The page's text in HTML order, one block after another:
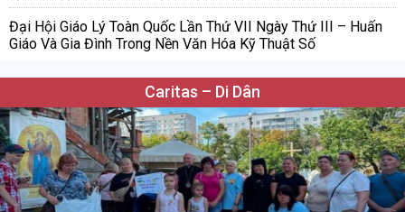
Đại Hội Giáo Lý Toàn Quốc Lần Thứ VII Ngày Thứ III – Huấn
Giáo Và Gia Đình Trong Nền Văn Hóa Kỹ Thuật Số
Caritas – Di Dân